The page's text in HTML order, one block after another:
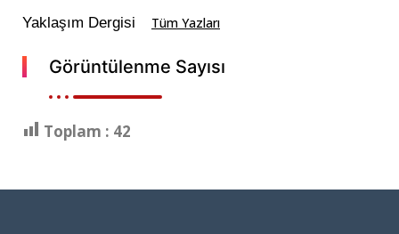
Yaklaşım Dergisi Tüm Yazları
Görüntülenme Sayısı
Toplam : 42